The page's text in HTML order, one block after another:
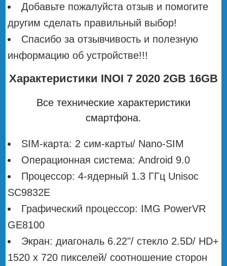
Добавьте пожалуйста отзыв и помогите
другим сделать правильный выбор!
Спасибо за отзывчивость и полезную
информацию об устройстве!!!
Характеристики INOI 7 2020 2GB 16GB
Все технические характеристики
смартфона.
SIM-карта: 2 сим-карты/ Nano-SIM
Операционная система: Android 9.0
Процессор: 4-ядерный 1.3 ГГц Unisoc
SC9832E
Графический процессор: IMG PowerVR
GE8100
Экран: диагональ 6.22"/ стекло 2.5D/ HD+
1520 х 720 пикселей/ соотношение сторон